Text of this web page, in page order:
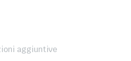
aggiuntive